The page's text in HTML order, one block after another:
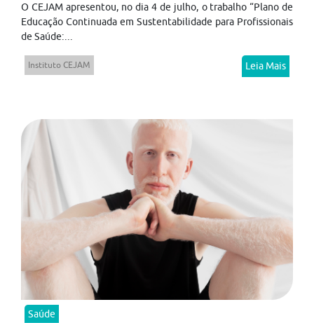
O CEJAM apresentou, no dia 4 de julho, o trabalho “Plano de
Educação Continuada em Sustentabilidade para Profissionais
de Saúde:...
Instituto CEJAM Leia Mais
Saúde